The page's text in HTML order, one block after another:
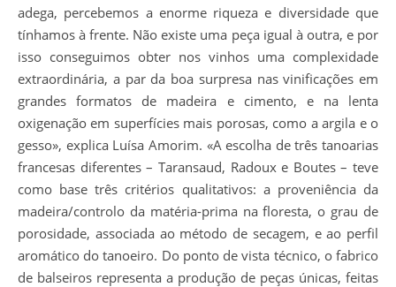
adega, percebemos a enorme riqueza e diversidade que
tínhamos à frente. Não existe uma peça igual à outra, e por
isso conseguimos obter nos vinhos uma complexidade
extraordinária, a par da boa surpresa nas vinificações em
grandes formatos de madeira e cimento, e na lenta
oxigenação em superfícies mais porosas, como a argila e o
gesso», explica Luísa Amorim. «A escolha de três tanoarias
francesas diferentes – Taransaud, Radoux e Boutes – teve
como base três critérios qualitativos: a proveniência da
madeira/controlo da matéria-prima na floresta, o grau de
porosidade, associada ao método de secagem, e ao perfil
aromático do tanoeiro. Do ponto de vista técnico, o fabrico
de balseiros representa a produção de peças únicas, feitas